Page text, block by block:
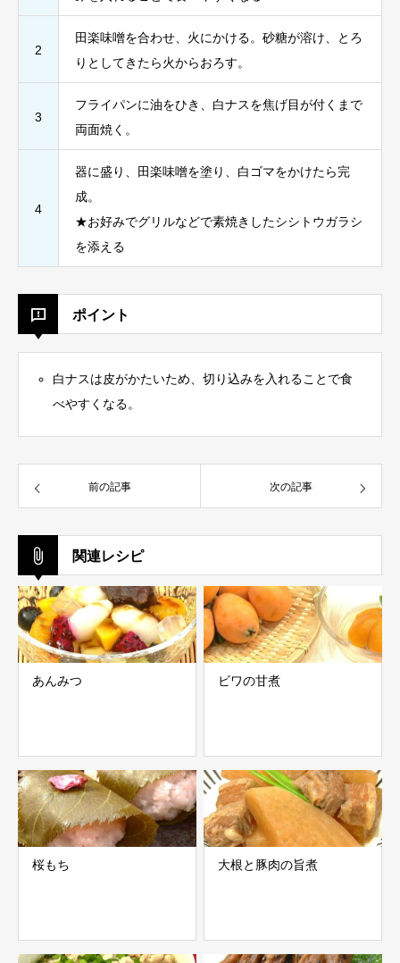
2
田楽味噌を合わせ、火にかける。砂糖が溶け、とろ
りとしてきたら火からおろす。
3
フライパンに油をひき、白ナスを焦げ目が付くまで
両面焼く。
4
器に盛り、田楽味噌を塗り、白ゴマをかけたら完
成。
★お好みでグリルなどで素焼きしたシシトウガラシ
を添える
ポイント
白ナスは皮がかたいため、切り込みを入れることで食
べやすくなる。
前の記事 次の記事
関連レシピ
あんみつ ビワの甘煮
桜もち 大根と豚肉の旨煮